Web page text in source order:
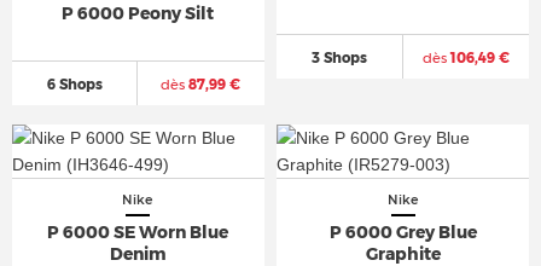
P 6000 Peony Silt
6 Shops dès 87,99 €
3 Shops dès106,49 €
Nike
P 6000 SE Worn Blue
Denim
Nike
P 6000 Grey Blue
Graphite